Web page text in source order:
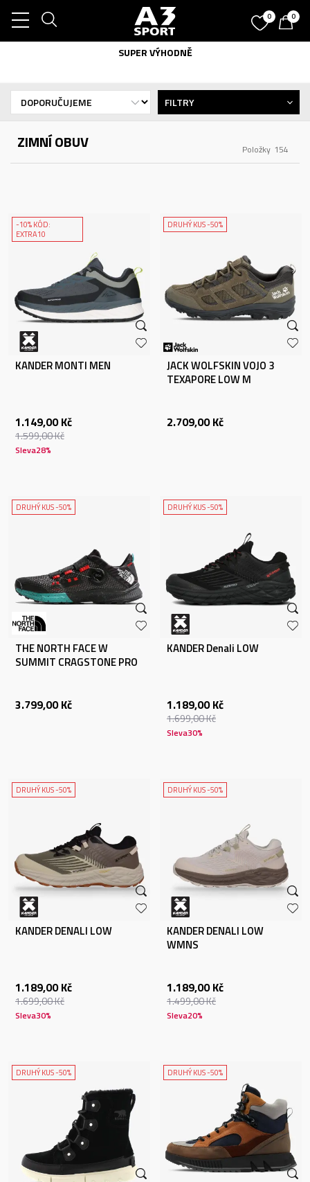
0 0
SUPER VÝHODNĚ
ZIMNÍ OBUV 154
Položky
FILTRY
-10% KÓD:
EXTRA10
KANDER MONTI MEN
1.149,00 Kč
1.599,00Kč
Sleva28%
DRUHÝ KUS -50%
JACK WOLFSKIN VOJO 3
TEXAPORE LOW M
2.709,00 Kč
DRUHÝ KUS -50%
THE NORTH FACE W
SUMMIT CRAGSTONE PRO
3.799,00 Kč
DRUHÝ KUS -50%
KANDER Denali LOW
1.189,00 Kč
1.699,00Kč
Sleva30%
DRUHÝ KUS -50%
KANDER DENALI LOW
1.189,00 Kč
1.699,00Kč
Sleva30%
DRUHÝ KUS -50%
KANDER DENALI LOW
WMNS
1.189,00 Kč
1.499,00Kč
Sleva20%
DRUHÝ KUS -50% DRUHÝ KUS -50%